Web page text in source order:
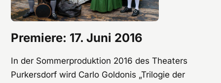
Premiere: 17. Juni 2016
In der Sommerproduktion 2016 des Theaters
Purkersdorf wird Carlo Goldonis „Trilogie der